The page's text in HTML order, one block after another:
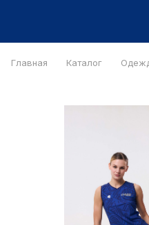
Главная Каталог